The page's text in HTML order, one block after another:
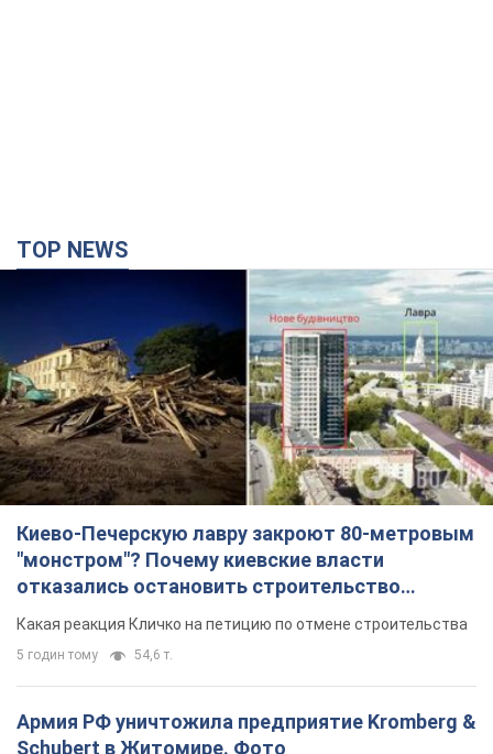
TOP NEWS
Киево-Печерскую лавру закроют 80-метровым
"монстром"? Почему киевские власти
отказались остановить строительство
небоскреба "московского верующего"
Какая реакция Кличко на петицию по отмене строительства
5 годин тому 54,6 т.
Армия РФ уничтожила предприятие Kromberg &
Schubert в Житомире. Фото